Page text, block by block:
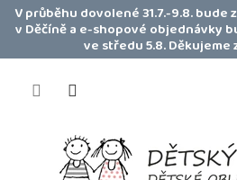
PřejítV průběhu dovolené 31.7.-9.8.
v Děčíně a e-shopové objednávky
ve středu 5.8. Děkujeme